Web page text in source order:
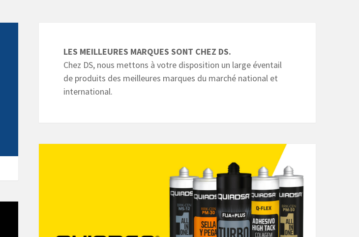
LES MEILLEURES MARQUES SONT CHEZ DS.
Chez DS, nous mettons à votre disposition un large éventail
de produits des meilleures marques du marché national et
international.